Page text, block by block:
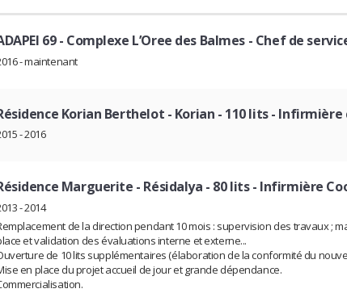
69 - Complexe L’Oree des Balmes - Chef de
- maintenant
Korian Berthelot - Korian - 110 lits- Infirmière
- 2016
Marguerite - Résidalya - 80 lits- Infirmière
- 2014
de la direction pendant 10 mois : supervision des travaux ;
et validation des évaluations interne et externe...
de 10 lits supplémentaires (élaboration de la conformité du
en place du projet accueil de jour et grande dépendance.